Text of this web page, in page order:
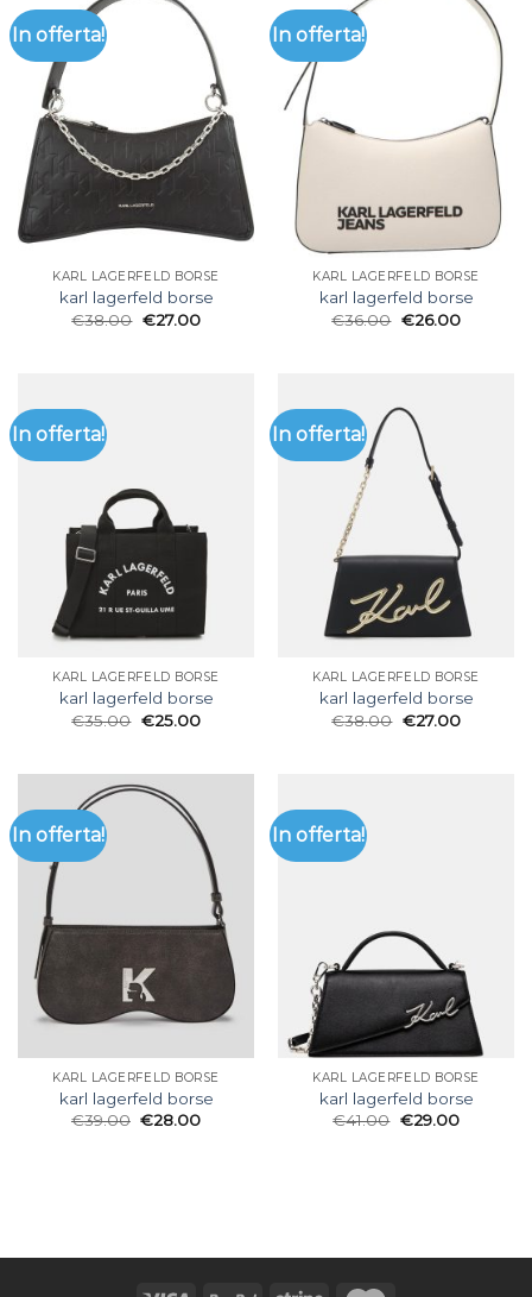
In offerta!
KARL LAGERFELD BORSE
karl lagerfeld borse
€38.00 €27.00
In offerta!
KARL LAGERFELD BORSE
karl lagerfeld borse
€36.00 €26.00
In offerta!
KARL LAGERFELD BORSE
karl lagerfeld borse
€35.00 €25.00
In offerta!
KARL LAGERFELD BORSE
karl lagerfeld borse
€38.00 €27.00
In offerta!
KARL LAGERFELD BORSE
karl lagerfeld borse
€39.00 €28.00
In offerta!
KARL LAGERFELD BORSE
karl lagerfeld borse
€41.00 €29.00